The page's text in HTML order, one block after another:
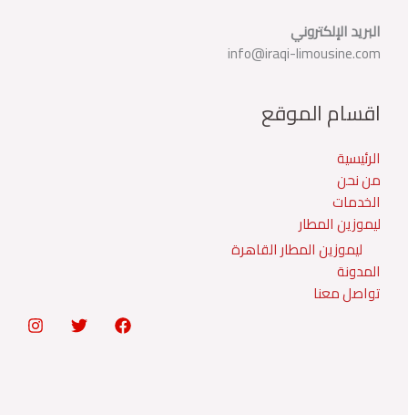
البريد الإلكتروني
info@iraqi-limousine.com
اقسام الموقع
الرئيسية
من نحن
الخدمات
ليموزين المطار
ليموزين المطار القاهرة
المدونة
تواصل معنا